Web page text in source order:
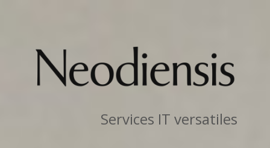
Services IT versatiles